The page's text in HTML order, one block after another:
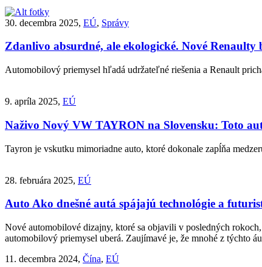
30. decembra 2025, EÚ, Správy
Zdanlivo absurdné, ale ekologické. Nové
Automobilový priemysel hľadá udržateľné riešenia a Renault
9. apríla 2025, EÚ
Naživo Nový VW TAYRON na Slovensku: Toto
Tayron je vskutku mimoriadne auto, ktoré dokonale zapĺňa
28. februára 2025, EÚ
Auto Ako dnešné autá spájajú technológie a
Nové automobilové dizajny, ktoré sa objavili v posledných
automobilový priemysel uberá. Zaujímavé je, že mnohé z týchto
11. decembra 2024, Čína, EÚ